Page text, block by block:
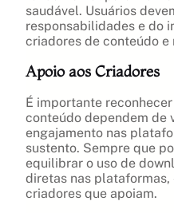
saudável. Usuários
responsabilidades e do
criadores de conteúdo e
Apoio aos Criadores
É importante
conteúdo dependem de
engajamento nas
sustento. Sempre que
equilibrar o uso de
diretas nas
criadores que apoiam.